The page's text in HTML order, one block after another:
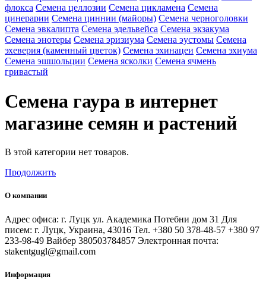
флокса Семена целлозии Семена цикламена Семена
цинерарии Семена циннии (майоры) Семена черноголовки
Семена эвкалипта Семена эдельвейса Семена экзакума
Семена энотеры Семена эризиума Семена эустомы Семена
эхеверия (каменный цветок) Семена эхинацеи Семена эхиума
Семена эшшольции Семена ясколки Семена ячмень
гривастый
Семена гаура в интернет
магазине семян и растений
В этой категории нет товаров.
Продолжить
О компании
Адрес офиса: г. Луцк ул. Академика Потебни дом 31 Для
писем: г. Луцк, Украина, 43016 Тел. +380 50 378-48-57 +380 97
233-98-49 Вайбер 380503784857 Электронная почта:
stakentgugl@gmail.com
Информация